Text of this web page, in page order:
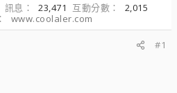
訊息 23,471 互動分數
2,015
www.coolaler.com
#1